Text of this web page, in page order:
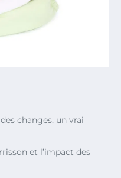
changes, un vrai
et l’impact des